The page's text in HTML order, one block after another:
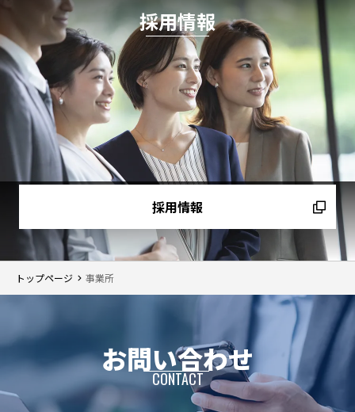
トップページ 事業所
採用情報
採用情報
お問い合わせ
CONTACT